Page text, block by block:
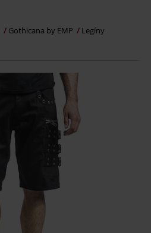
Gothicana by EMP Legíny